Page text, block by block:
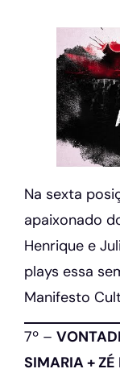
Na sexta
apaixonado
Henrique e
plays essa
Manifesto
7º –
SIMARIA + ZÉ